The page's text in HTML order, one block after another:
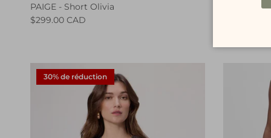
PAIGE - Short Olivia
$299.00 CAD
PAIGE -
30% de réduction